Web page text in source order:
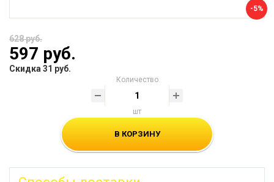
-5%
628 руб.
597 руб.
Скидка 31 руб.
Количество
шт
В КОРЗИНУ